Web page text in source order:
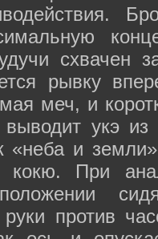
схвачен
рывку
меч, и
выводит укэ
и
кокю. При
против